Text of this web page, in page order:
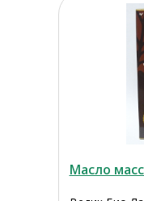
Масло